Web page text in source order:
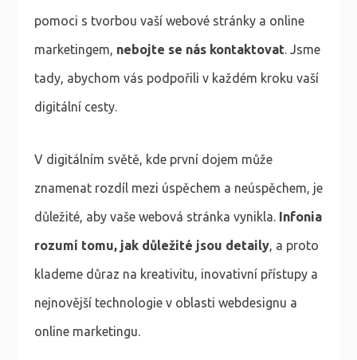
pomoci s tvorbou vaší webové stránky a online
marketingem, nebojte se nás kontaktovat. Jsme
tady, abychom vás podpořili v každém kroku vaší
digitální cesty.
V digitálním světě, kde první dojem může
znamenat rozdíl mezi úspěchem a neúspěchem, je
důležité, aby vaše webová stránka vynikla. Infonia
rozumí tomu, jak důležité jsou detaily, a proto
klademe důraz na kreativitu, inovativní přístupy a
nejnovější technologie v oblasti webdesignu a
online marketingu.